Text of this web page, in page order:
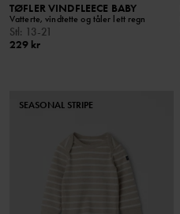
TØFLER VINDFLEECE BABY
Vatterte, vindtette og tåler lett regn
Stl: 13-21
229 kr
SEASONAL STRIPE